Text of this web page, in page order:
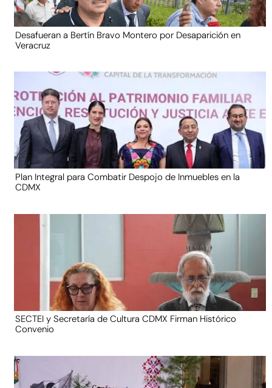
Desafueran a Bertín Bravo Montero por Desaparición en
Veracruz
Plan Integral para Combatir Despojo de Inmuebles en la
CDMX
SECTEI y Secretaría de Cultura CDMX Firman Histórico
Convenio